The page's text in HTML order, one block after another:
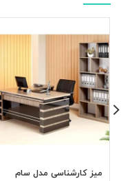
میز کارشناسی مدل سام